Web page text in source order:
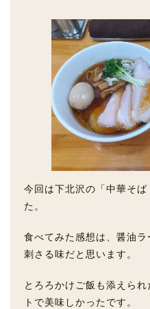
今回は下北沢の「中華そ
た。
食べてみた感想は、醤油
刺さる味だと思います。
とろろかけご飯も添えら
トで美味しかったです。